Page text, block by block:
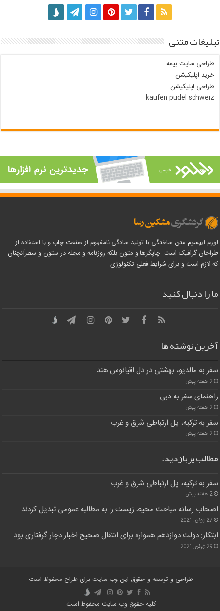
تبلیغات متنی
طراحی سایت بیمه
خرید اپلیکیشن
طراحی اپلیکیشن
kaufen pudel schweiz
لورم ایپسوم متن ساختگی با تولید سادگی نامفهوم از صنعت چاپ و با استفاده از
طراحان گرافیک است. چاپگرها و متون بلکه روزنامه و مجله در ستون و سطرآنچنان
که لازم است و برای شرایط فعلی تکنولوژی
ما را دنبال کنید
آخرین نوشته ها
سفر به مالدیو، بهشتی در دل اقیانوس هند
2 هفته پیش
راهنمای سفر به دبی
2 هفته پیش
سفر به ترکیه، پل ارتباطی شرق و غرب
2 هفته پیش
مطالب پربازدید:
سفر به ترکیه، پل ارتباطی شرق و غرب
2 هفته پیش
اصحاب رسانه مباحث محیط زیست را به مطالبه عمومی تبدیل کردند
27 ژوئن, 2021
ابتکار: دولت دوازدهم همواره برای انتقال صحیح اخبار دچار گرفتاری بود
29 ژوئن, 2021
طراحی و توسعه و حقوق این وب سایت برای طراح محفوظ است.
کلیه حقوق وب سایت محفوظ است.